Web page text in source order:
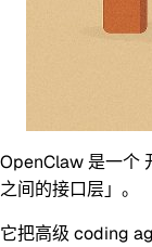
OpenClaw 是一个
之间的接口层」。
它把高级 coding